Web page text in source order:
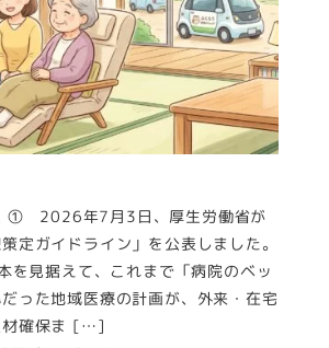
① 2026年7月3日、厚生労働省が
定ガイドライン」を公表しました。
を見据えて、これまで「病院のベッ
った地域医療の計画が、外来・在宅
材確保ま […]